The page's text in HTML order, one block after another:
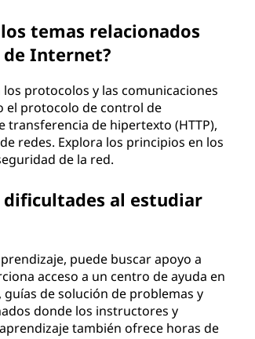
temas relacionados
de Internet?
protocolos y las comunicaciones
el protocolo de control de
de hipertexto (HTTP),
redes. Explora los principios en los
de la red.
dificultades al estudiar
puede buscar apoyo a
acceso a un centro de ayuda en
de solución de problemas y
donde los instructores y
también ofrece horas de